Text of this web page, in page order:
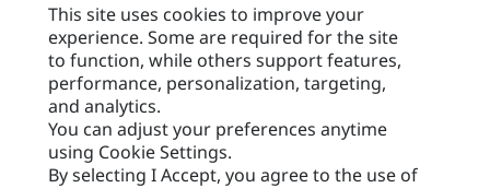
Caterpillar.com
Caterpillar Kontakt
Caterpillar Kontakt
Moje Preferencje Marketingowe
Site Map
This site uses cookies to improve your
experience. Some are required for the site
to function, while others support features,
performance, personalization, targeting,
and analytics.
You can adjust your preferences anytime
using Cookie Settings.
By selecting I Accept, you agree to the use of